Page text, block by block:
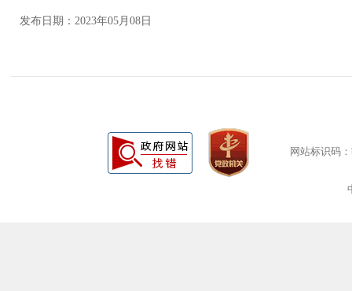
发布日期：2023年05月08日
网站标识码